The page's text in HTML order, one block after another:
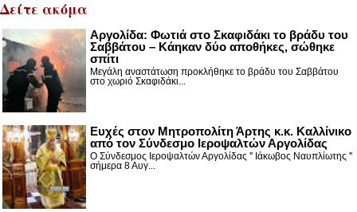
Δείτε ακόμα
Αργολίδα: Φωτιά στο Σκαφιδάκι το βράδυ του
Σαββάτου – Κάηκαν δύο αποθήκες, σώθηκε
σπίτι
Μεγάλη αναστάτωση προκλήθηκε το βράδυ του Σαββάτου
στο χωριό Σκαφιδάκι...
Ευχές στον Μητροπολίτη Άρτης κ.κ. Καλλίνικο
από τον Σύνδεσμο Ιεροψαλτών Αργολίδας
Ο Σύνδεσμος Ιεροψαλτών Αργολίδας '' Ιάκωβος Ναυπλίωτης ''
σήμερα 8 Αυγ...